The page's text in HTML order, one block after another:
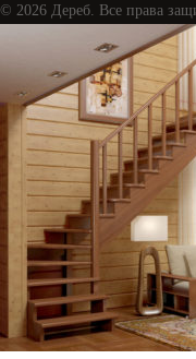
© 2026 Дереб. Все права